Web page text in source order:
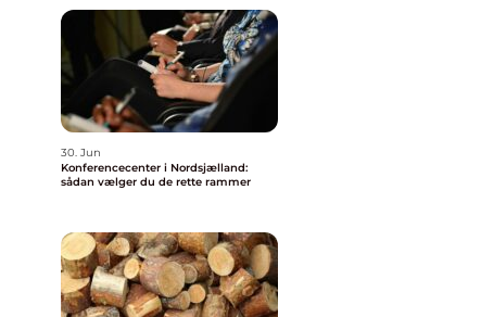
30. Jun
Konferencecenter i Nordsjælland:
sådan vælger du de rette rammer